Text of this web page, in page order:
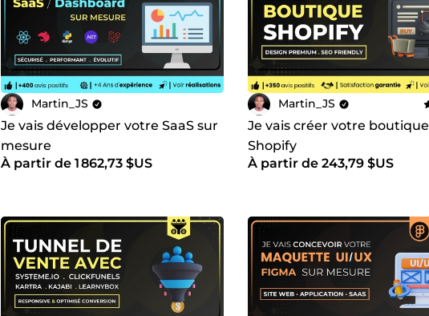
🤝Ce sera un plaisir de travailler avec vous. 🤝
À votre service,
Martin
.
Martin_JS
Je vais développer votre SaaS sur
mesure
À partir de 1 862,73 $US
Martin_JS
Je vais créer votre boutique
Shopify
À partir de 243,79 $US